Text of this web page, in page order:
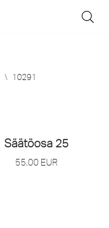
\ 10291
Säätöosa 25
55,00 EUR